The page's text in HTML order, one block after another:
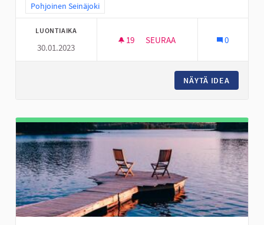
Rajaa tulokset teeman mukaan: Pohjoinen Seinäjoki
Pohjoinen Seinäjoki
LUONTIAIKA
30.01.2023
19 19 SEURAAJAA
SEURAA 0
NÄYTÄ IDEA